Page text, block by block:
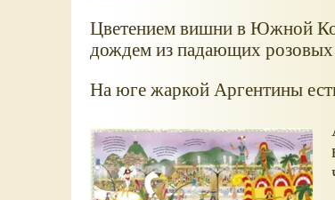
Цветением вишни в Южной
дождем из падающих розовых
На юге жаркой Аргентины